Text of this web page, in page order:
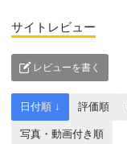
サイトレビュー
レビューを書く
日付順 ↓ 評価順
写真・動画付き順